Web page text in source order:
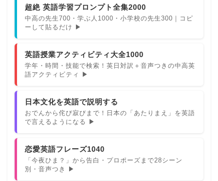
超絶 英語学習プロンプト全集2000
中高の先生700・学ぶ人1000・小学校の先生300｜コピ
ーして貼るだけ ▶
英語授業アクティビティ大全1000
学年・時間・技能で検索！英日対訳＋音声つきの中高英
語アクティビティ ▶
日本文化を英語で説明する
おでんから侘び寂びまで！日本の「あたりまえ」を英語
で言えるようになる ▶
恋愛英語フレーズ1040
「今夜ひま？」から告白・プロポーズまで28シーン
別・音声つき ▶